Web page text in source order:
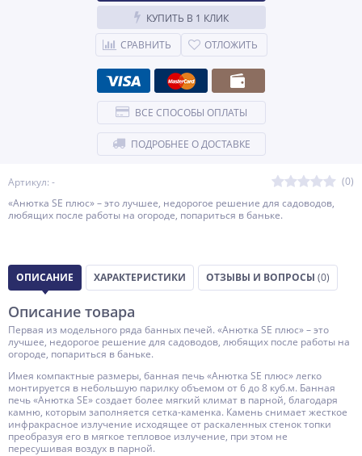
Артикул: -
(0)
«Анютка SE плюс» – это лучшее, недорогое решение для садоводов,
любящих после работы на огороде, попариться в баньке.
КУПИТЬ В 1 КЛИК
СРАВНИТЬ
ОТЛОЖИТЬ
ВСЕ СПОСОБЫ ОПЛАТЫ
ПОДРОБНЕЕ О ДОСТАВКЕ
ОПИСАНИЕ ХАРАКТЕРИСТИКИ ОТЗЫВЫ И ВОПРОСЫ (0)
Описание товара
Первая из модельного ряда банных печей. «Анютка SE плюс» – это
лучшее, недорогое решение для садоводов, любящих после работы на
огороде, попариться в баньке.
Имея компактные размеры, банная печь «Анютка SE плюс» легко
монтируется в небольшую парилку объемом от 6 до 8 куб.м. Банная
печь «Анютка SE» создает более мягкий климат в парной, благодаря
камню, которым заполняется сетка-каменка. Камень снимает жесткое
инфракрасное излучение исходящее от раскаленных стенок топки
преобразуя его в мягкое тепловое излучение, при этом не
пересушивая воздух в парной.